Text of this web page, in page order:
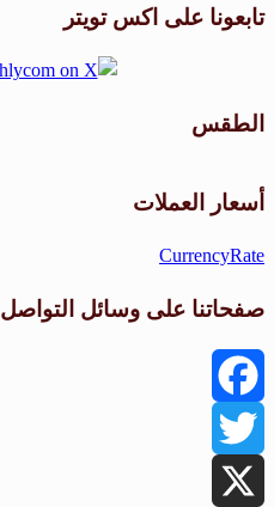
تابعونا على اكس تويتر
الطقس
أسعار العملات
CurrencyRate
صفحاتنا على وسائل التواصل
Facebook
Twitter